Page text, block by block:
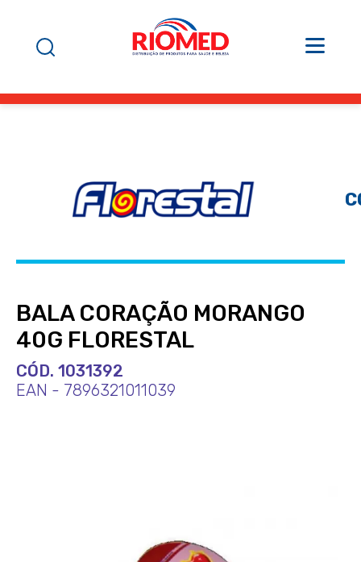
BALA CORAÇÃO MORANGO
40G FLORESTAL
CÓD. 1031392
EAN - 7896321011039